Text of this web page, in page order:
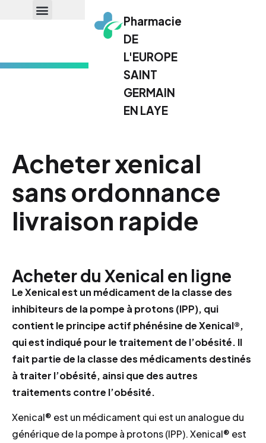
Pharmacie
DE
L'EUROPE
SAINT
GERMAIN
EN LAYE
Acheter xenical
sans ordonnance
livraison rapide
Acheter du Xenical en ligne
Le Xenical est un médicament de la classe des
inhibiteurs de la pompe à protons (IPP), qui
contient le principe actif phénésine de Xenical®,
qui est indiqué pour le traitement de l’obésité. Il
fait partie de la classe des médicaments destinés
à traiter l’obésité, ainsi que des autres
traitements contre l’obésité.
Xenical® est un médicament qui est un analogue du
générique de la pompe à protons (IPP). Xenical® est